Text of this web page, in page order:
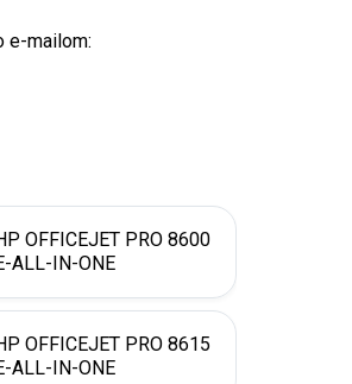
e-mailom:
OFFICEJET PRO 8600
ALL-IN-ONE
OFFICEJET PRO 8615
ALL-IN-ONE